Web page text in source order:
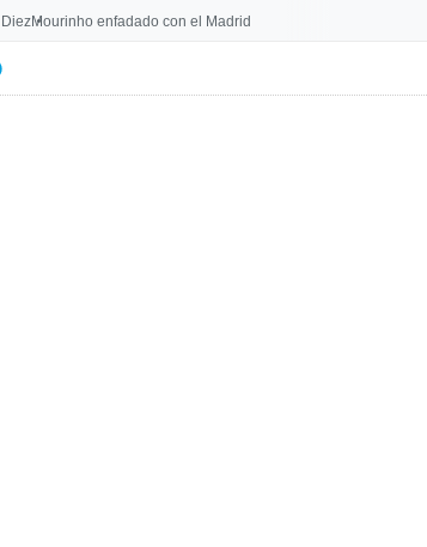
Mourinho enfadado con el Madrid